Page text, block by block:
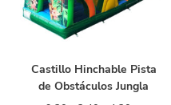
Castillo Hinchable Pista
de Obstáculos Jungla